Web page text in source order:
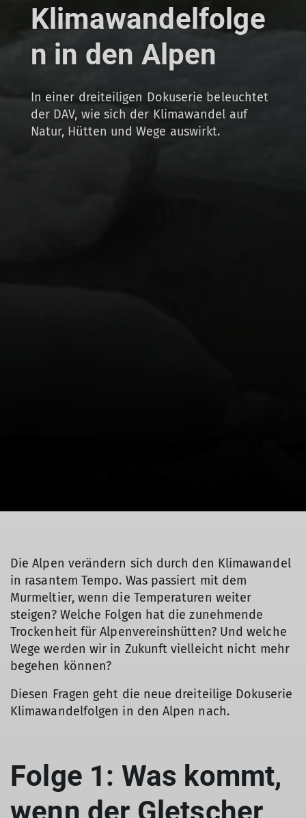
Klimawandelfolge
n in den Alpen
In einer dreiteiligen Dokuserie beleuchtet
der DAV, wie sich der Klimawandel auf
Natur, Hütten und Wege auswirkt.
Die Alpen verändern sich durch den Klimawandel
in rasantem Tempo. Was passiert mit dem
Murmeltier, wenn die Temperaturen weiter
steigen? Welche Folgen hat die zunehmende
Trockenheit für Alpenvereinshütten? Und welche
Wege werden wir in Zukunft vielleicht nicht mehr
begehen können?
Diesen Fragen geht die neue dreiteilige Dokuserie
Klimawandelfolgen in den Alpen nach.
Folge 1: Was kommt,
wenn der Gletscher